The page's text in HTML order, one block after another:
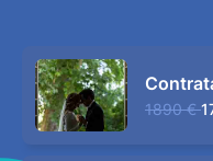
1890 €